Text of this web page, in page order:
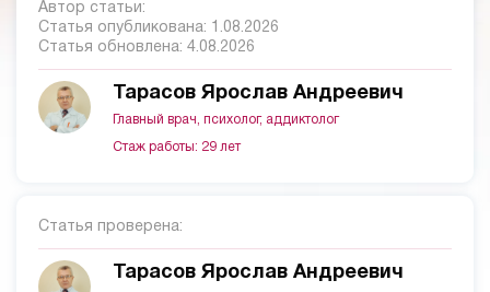
Автор статьи:
Статья опубликована:
1.08.2026
Статья обновлена: 4.08.2026
Тарасов Ярослав Андреевич
Главный врач, психолог, аддиктолог
Стаж работы: 29 лет
Статья проверена:
Тарасов Ярослав Андреевич